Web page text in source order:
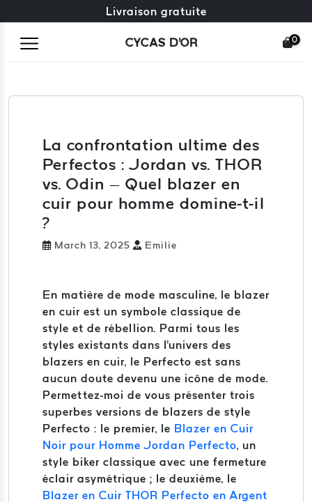
Échange gratuit + retours gratuits
Livraison gratuite
CYCAS D'OR 0
La confrontation ultime des
Perfectos : Jordan vs. THOR
vs. Odin – Quel blazer en
cuir pour homme domine-t-il
?
March 13, 2025 Emilie
En matière de mode masculine, le blazer
en cuir est un symbole classique de
style et de rébellion. Parmi tous les
styles existants dans l'univers des
blazers en cuir, le Perfecto est sans
aucun doute devenu une icône de mode.
Permettez-moi de vous présenter trois
superbes versions de blazers de style
Perfecto : le premier, le Blazer en Cuir
Noir pour Homme Jordan Perfecto, un
style biker classique avec une fermeture
éclair asymétrique ; le deuxième, le
Blazer en Cuir THOR Perfecto en Argent